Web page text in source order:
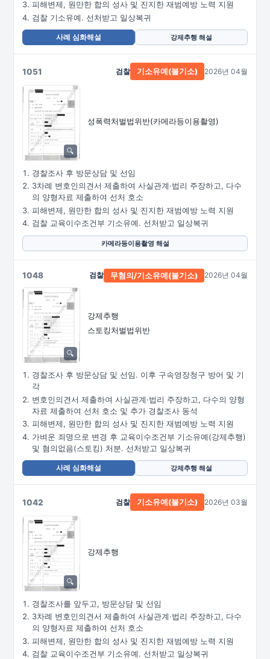
피해변제, 원만한 합의 성사 및 진지한 재범예방 노력 지원
검찰 기소유예. 선처받고 일상복귀
사례 심화해설 강제추행 해설
1051
성폭력처벌법위반(카메라등이용촬영)
검찰 기소유예(불기소) 2026년 04월
경찰조사 후 방문상담 및 선임
3차례 변호인의견서 제출하여 사실관계·법리 주장하고, 다수
의 양형자료 제출하여 선처 호소
피해변제, 원만한 합의 성사 및 진지한 재범예방 노력 지원
검찰 교육이수조건부 기소유예. 선처받고 일상복귀
카메라등이용촬영 해설
1048
강제추행
스토킹처벌법위반
검찰 무혐의/기소유예(불기소) 2026년 04월
경찰조사 후 방문상담 및 선임. 이후 구속영장청구 방어 및 기
각
변호인의견서 제출하여 사실관계·법리 주장하고, 다수의 양형
자료 제출하여 선처 호소 및 추가 경찰조사 동석
피해변제, 원만한 합의 성사 및 진지한 재범예방 노력 지원
가벼운 죄명으로 변경 후 교육이수조건부 기소유예(강제추행)
및 혐의없음(스토킹) 처분. 선처받고 일상복귀
사례 심화해설 강제추행 해설
1042
강제추행
검찰 기소유예(불기소) 2026년 03월
경찰조사를 앞두고, 방문상담 및 선임
3차례 변호인의견서 제출하여 사실관계·법리 주장하고, 다수
의 양형자료 제출하여 선처 호소
피해변제, 원만한 합의 성사 및 진지한 재범예방 노력 지원
검찰 교육이수조건부 기소유예. 선처받고 일상복귀